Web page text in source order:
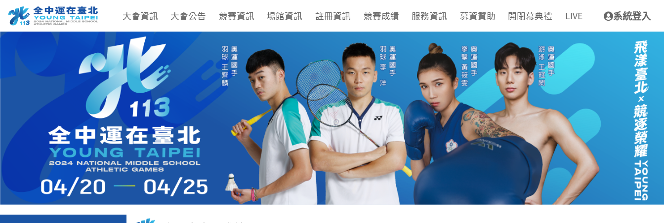
大會資訊 大會公告 競賽資訊 場館資訊 註冊資訊 競賽成績 服務資訊 募資贊助 開閉幕典禮 LIVE 系統登入